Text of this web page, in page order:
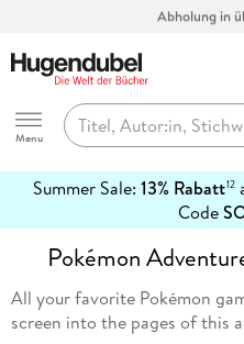
Abholung in
Hugendubel
Menu
Summer Sale: 13% Rabatt12
Code
erfahren
Pokémon
All your favorite Pokémon
screen into the pages of this